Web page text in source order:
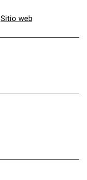
Sitio web